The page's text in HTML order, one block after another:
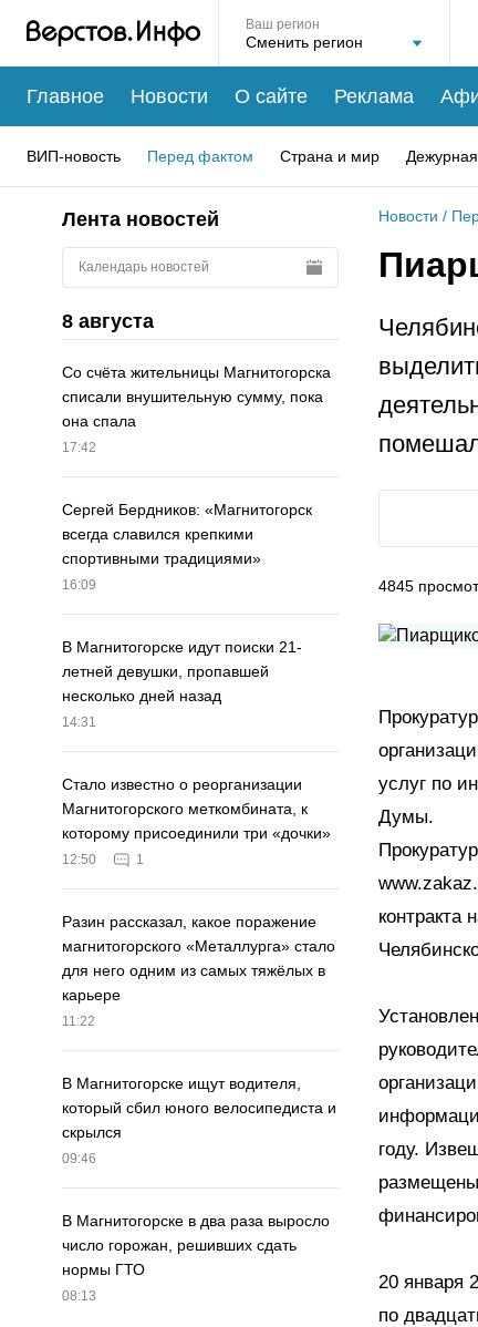
Ваш регион
Главное Новости О сайте Реклама
ВИП-новость Перед фактом Страна и мир
Лента новостей
Календарь новостей
8 августа
Со счёта жительницы Магнитогорска
списали внушительную сумму, пока
она спала
17:42
Сергей Бердников: «Магнитогорск
всегда славился крепкими
спортивными традициями»
16:09
В Магнитогорске идут поиски 21-
летней девушки, пропавшей
несколько дней назад
14:31
Стало известно о реорганизации
Магнитогорского меткомбината, к
которому присоединили три «дочки»
12:50 1
Разин рассказал, какое поражение
магнитогорского «Металлурга» стало
для него одним из самых тяжёлых в
карьере
11:22
В Магнитогорске ищут водителя,
который сбил юного велосипедиста и
скрылся
09:46
В Магнитогорске в два раза выросло
число горожан, решивших сдать
нормы ГТО
08:13
Новости /
4845
услуг по
Думы.
контракта
году.
размещены
20 января
по